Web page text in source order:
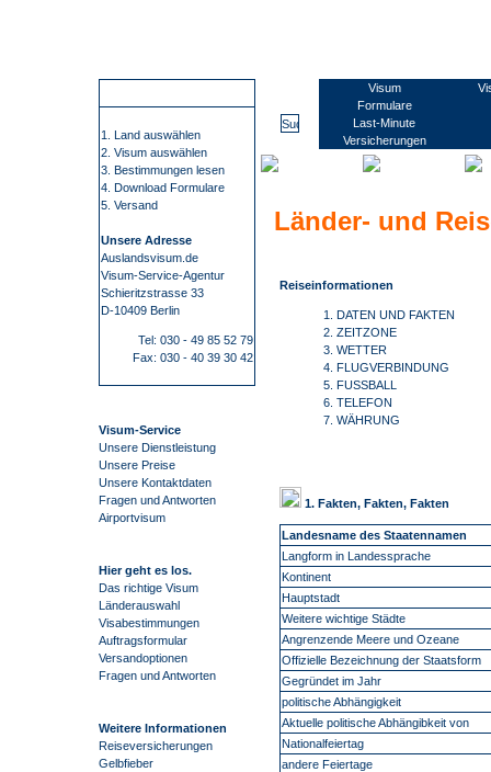
1. Land auswählen
2. Visum auswählen
3. Bestimmungen lesen
4. Download Formulare
5. Versand
Unsere Adresse
Auslandsvisum.de
Visum-Service-Agentur
Schieritzstrasse 33
D-10409 Berlin
Tel: 030 - 49 85 52 79
Fax: 030 - 40 39 30 42
Visum-Service
Unsere Dienstleistung
Unsere Preise
Unsere Kontaktdaten
Fragen und Antworten
Airportvisum
Hier geht es los.
Das richtige Visum
Länderauswahl
Visabestimmungen
Auftragsformular
Versandoptionen
Fragen und Antworten
Weitere Informationen
Reiseversicherungen
Gelbfieber
Visum
Formulare
Last-Minute
Versicherungen
Länder- und
Reiseinformationen
1. DATEN UND FAKTEN
2. ZEITZONE
3. WETTER
4. FLUGVERBINDUNG
5. FUSSBALL
6. TELEFON
7. WÄHRUNG
1. Fakten, Fakten, Fakten
Landesname des Staatennamen
Langform in Landessprache
Kontinent
Hauptstadt
Weitere wichtige Städte
Angrenzende Meere und Ozeane
Offizielle Bezeichnung der Staatsform
Gegründet im Jahr
politische Abhängigkeit
Aktuelle politische Abhängibkeit von
Nationalfeiertag
andere Feiertage